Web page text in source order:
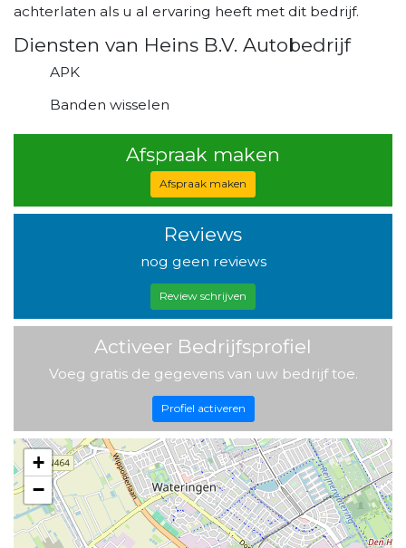
achterlaten als u al ervaring heeft met dit bedrijf.
Diensten van Heins B.V. Autobedrijf
APK
Banden wisselen
Afspraak maken
Afspraak maken
Reviews
nog geen reviews
Review schrijven
Activeer Bedrijfsprofiel
Voeg gratis de gegevens van uw bedrijf toe.
Profiel activeren
+
−